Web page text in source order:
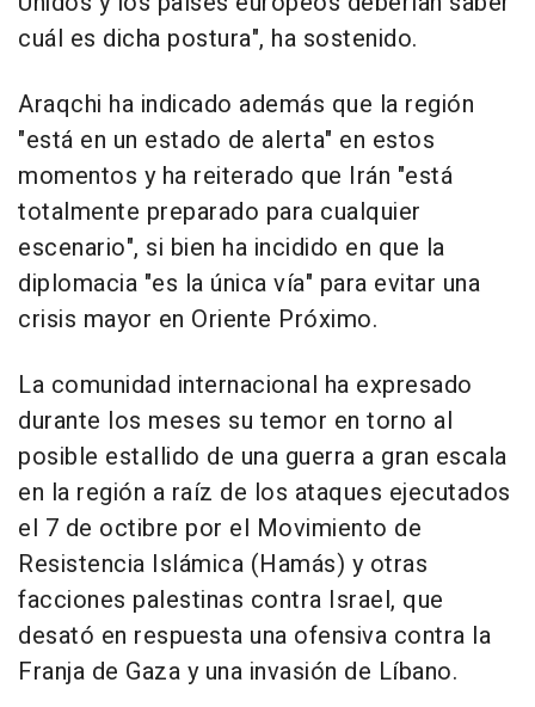
cuál es dicha postura", ha sostenido.
Araqchi ha indicado además que la región
"está en un estado de alerta" en estos
momentos y ha reiterado que Irán "está
totalmente preparado para cualquier
escenario", si bien ha incidido en que la
diplomacia "es la única vía" para evitar una
crisis mayor en Oriente Próximo.
La comunidad internacional ha expresado
durante los meses su temor en torno al
posible estallido de una guerra a gran escala
en la región a raíz de los ataques ejecutados
el 7 de octibre por el Movimiento de
Resistencia Islámica (Hamás) y otras
facciones palestinas contra Israel, que
desató en respuesta una ofensiva contra la
Franja de Gaza y una invasión de Líbano.